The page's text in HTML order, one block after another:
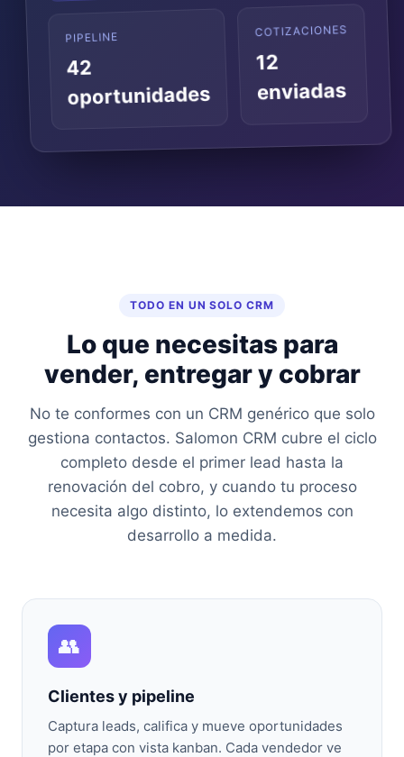
PIPELINE
42
oportunidades
COTIZACIONES
12
enviadas
TODO EN UN SOLO CRM
Lo que necesitas para
vender, entregar y cobrar
No te conformes con un CRM genérico que solo
gestiona contactos. Salomon CRM cubre el ciclo
completo desde el primer lead hasta la
renovación del cobro, y cuando tu proceso
necesita algo distinto, lo extendemos con
desarrollo a medida.
👥
Clientes y pipeline
Captura leads, califica y mueve oportunidades
por etapa con vista kanban. Cada vendedor ve